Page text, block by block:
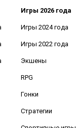
Игры 2026 года
Игры 2024 года
Игры 2022 года
Экшены
RPG
Гонки
Стратегии